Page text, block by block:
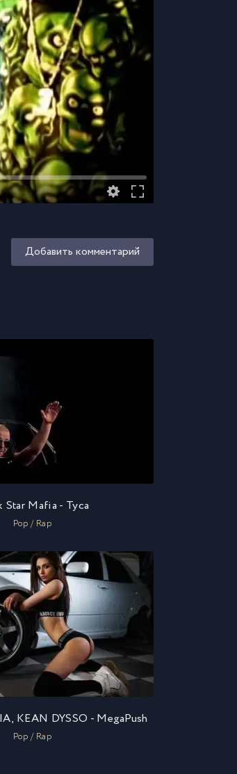
Добавить комментарий
Star Mafia - Туса
Pop / Rap
KEAN DYSSO - MegaPush
Pop / Rap